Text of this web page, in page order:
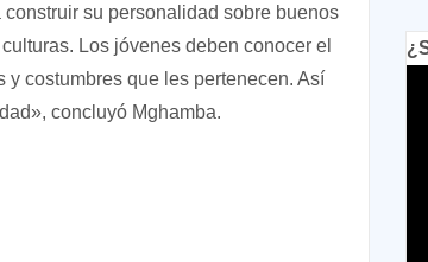
su personalidad sobre buenos
Los jóvenes deben conocer el
costumbres que les pertenecen. Así
concluyó Mghamba.